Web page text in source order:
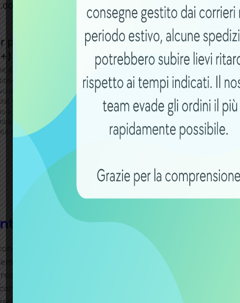
euro
il prezzo di una e-bike
una breve panoramica
sui fattori da considerare quando
impattano sul costo. Occorre infatti ricordare prima
e potenza, per cui i componenti devono essere di
perciò, che la batteria deve essere di qualità